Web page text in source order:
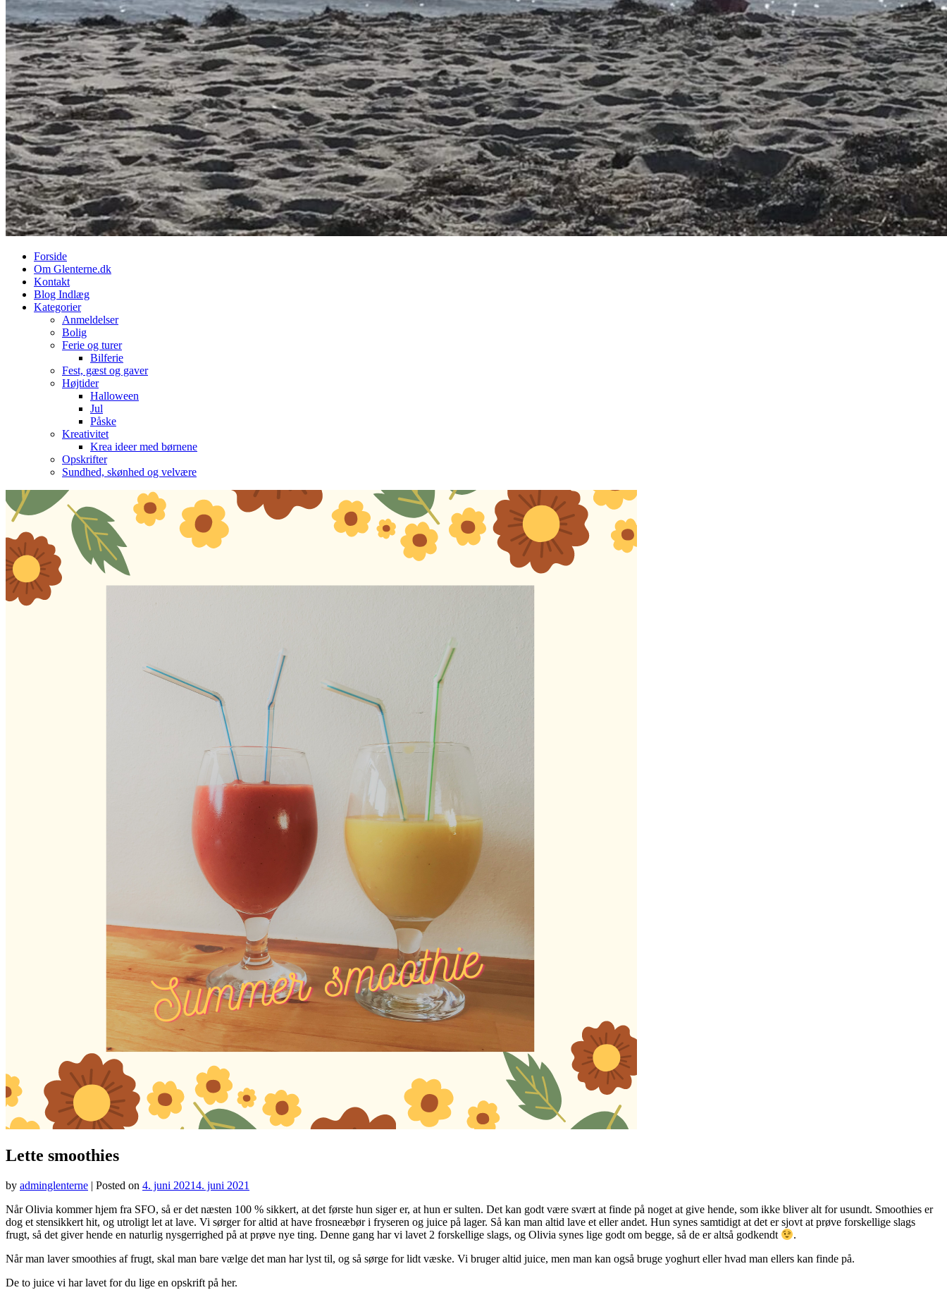
Forside
Om Glenterne.dk
Kontakt
Blog Indlæg
Kategorier
Anmeldelser
Bolig
Ferie og turer
Bilferie
Fest, gæst og gaver
Højtider
Halloween
Jul
Påske
Kreativitet
Krea ideer med børnene
Opskrifter
Sundhed, skønhed og velvære
Lette smoothies
by adminglenterne | Posted on 4. juni 20214. juni 2021
Når Olivia kommer hjem fra SFO, så er det næsten 100 % sikkert, at det første hun siger er, at hun er sulten. Det kan godt være svært at finde på noget at give hende, som ikke bliver alt for usundt. Smoothies er
dog et stensikkert hit, og utroligt let at lave. Vi sørger for altid at have frosneæbør i fryseren og juice på lager. Så kan man altid lave et eller andet. Hun synes samtidigt at det er sjovt at prøve forskellige slags
frugt, så det giver hende en naturlig nysgerrighed på at prøve nye ting. Denne gang har vi lavet 2 forskellige slags, og Olivia synes lige godt om begge, så de er altså godkendt
.
Når man laver smoothies af frugt, skal man bare vælge det man har lyst til, og så sørge for lidt væske. Vi bruger altid juice, men man kan også bruge yoghurt eller hvad man ellers kan finde på.
De to juice vi har lavet for du lige en opskrift på her.